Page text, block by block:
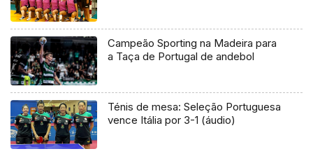
Campeão Sporting na Madeira para
a Taça de Portugal de andebol
Ténis de mesa: Seleção Portuguesa
vence Itália por 3-1 (áudio)